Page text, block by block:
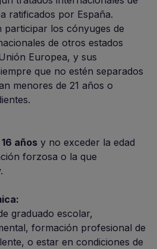
ratificados por España.
participar los cónyuges de
de otros estados
Europea, y sus
que no estén separados
menores de 21 años o
16 años y no exceder la edad
forzosa o la que
graduado escolar,
formación profesional de
o estar en condiciones de